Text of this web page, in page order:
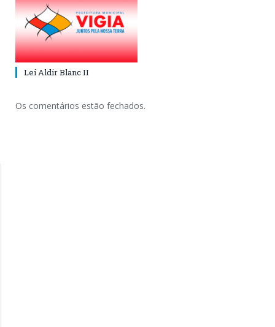
Lei Aldir Blanc II
Os comentários estão fechados.